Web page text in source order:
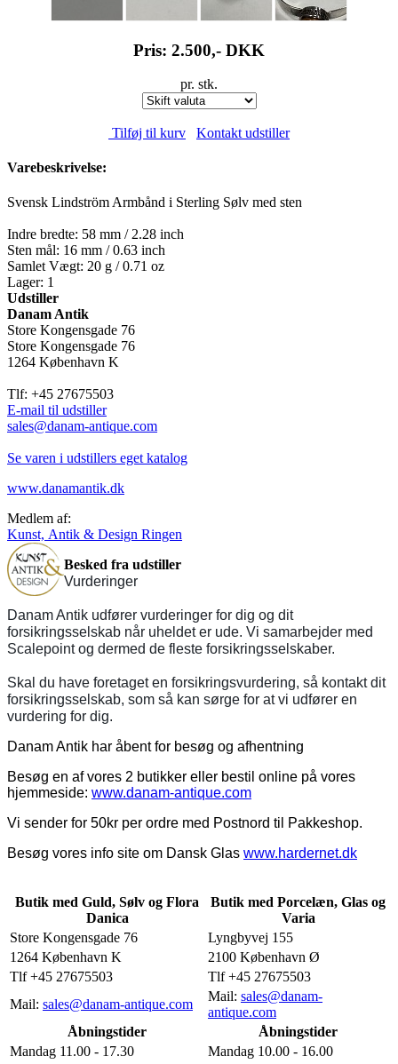
Pris: 2.500,- DKK
pr. stk.
Tilføj til kurv Kontakt udstiller
Varebeskrivelse:
Svensk Lindström Armbånd i Sterling Sølv med sten
Indre bredte: 58 mm / 2.28 inch
Sten mål: 16 mm / 0.63 inch
Samlet Vægt: 20 g / 0.71 oz
Lager: 1
Udstiller
Danam Antik
Store Kongensgade 76
Store Kongensgade 76
1264 København K
Tlf: +45 27675503
E-mail til udstiller
sales@danam-antique.com
Se varen i udstillers eget katalog
www.danamantik.dk
Medlem af:
Kunst, Antik & Design Ringen
Besked fra udstiller
Vurderinger
Danam Antik udfører vurderinger for dig og dit
forsikringsselskab når uheldet er ude. Vi samarbejder med
Scalepoint og dermed de fleste forsikringsselskaber.
Skal du have foretaget en forsikringsvurdering, så kontakt dit
forsikringsselskab, som så kan sørge for at vi udfører en
vurdering for dig.
Danam Antik har åbent for besøg og afhentning
Besøg en af vores 2 butikker eller bestil online på vores
hjemmeside: www.danam-antique.com
Vi sender for 50kr per ordre med Postnord til Pakkeshop.
Besøg vores info site om Dansk Glas www.hardernet.dk
Butik med Guld, Sølv og Flora
Danica
Butik med Porcelæn, Glas og
Varia
Store Kongensgade 76
Lyngbyvej 155
1264 København K
2100 København Ø
Tlf +45 27675503
Tlf +45 27675503
Mail: sales@danam-antique.com
Mail: sales@danam-
antique.com
Åbningstider
Åbningstider
Mandag 11.00 - 17.30
Mandag 10.00 - 16.00